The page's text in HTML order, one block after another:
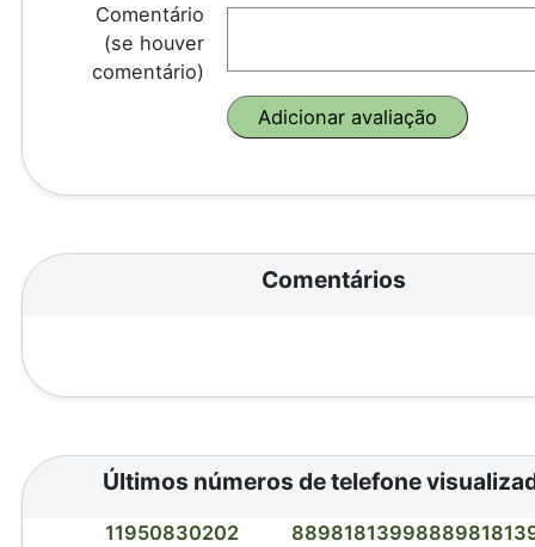
Comentário
(se houver
comentário)
Comentários
Últimos números de telefone
11950830202